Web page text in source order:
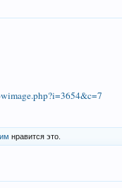
нравится это.